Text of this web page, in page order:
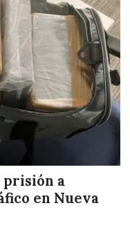
prisión a
en Nueva